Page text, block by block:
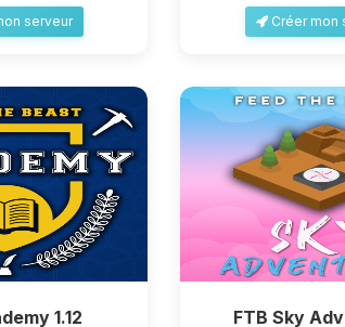
serveur Créer mon
1.12 FTB Sky